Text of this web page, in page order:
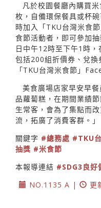
凡於校園餐廳內購買
枚，自備環保餐具或杯
時加入「TKU台灣米食
食節活動者，即可參加
日中午12時至下午1時，
包括200組折價券、兌
「TKU台灣米食節」
美食廣場店家早安早
品蘿蔔糕，在期間業績
生常客，會為了集點而
流，拓廣了消費客群。」
關鍵字 #總務處 #TKU
抽獎 #米食節
本報導連結 #SDG3良好
NO.1135 A |
更